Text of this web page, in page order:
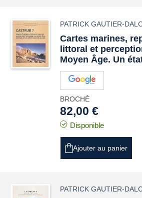
PATRICK GAUTIER-
Cartes marines,
littoral et
Moyen Âge. Un
BROCHÉ
82,00 €
Disponible
Ajouter au panier
PATRICK GAUTIER-